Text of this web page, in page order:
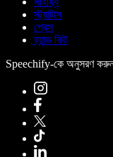
স্ট্যাটাস
প্রেস
ব্র্যান্ড কিট
Speechify-কে অনুসরণ